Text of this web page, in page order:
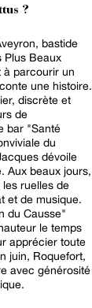
?
bastide
Plus Beaux
à parcourir un
une histoire.
discrète et
de
bar "Santé
du
dévoile
Aux beaux jours,
ruelles de
et de musique.
du Causse"
le temps
apprécier toute
juin, Roquefort,
avec générosité